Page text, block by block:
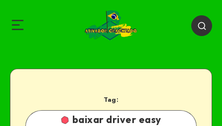
Tag:
baixar driver easy